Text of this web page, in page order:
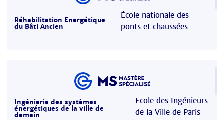
Réhabilitation Energétique
du Bâti Ancien
École nationale des
ponts et chaussées
Ingénierie des systèmes
énergétiques de la ville de
demain
Ecole des Ingénieurs
de la Ville de Paris